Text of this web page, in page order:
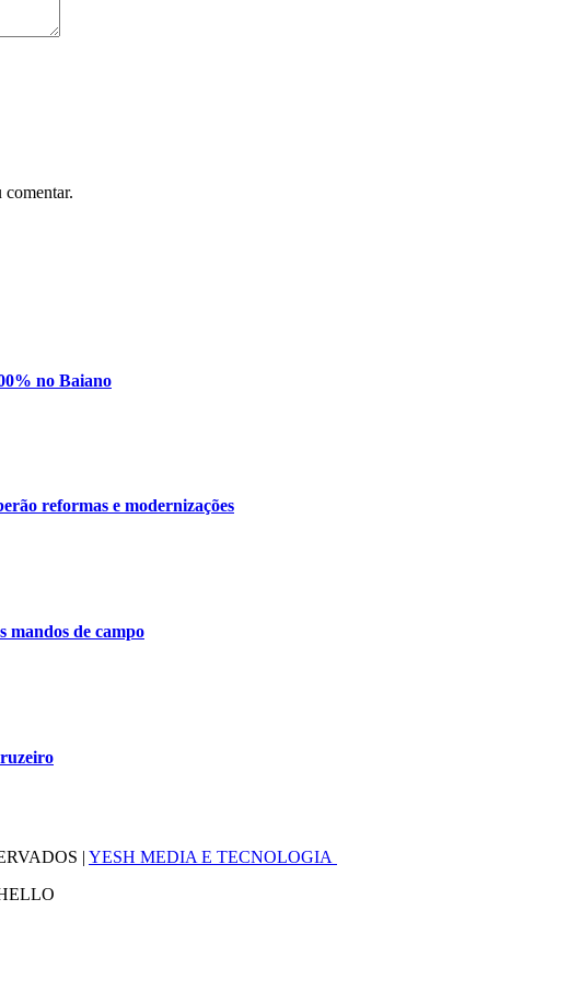
comentar.
no Baiano
reformas e modernizações
mandos de campo
| YESH MEDIA E TECNOLOGIA